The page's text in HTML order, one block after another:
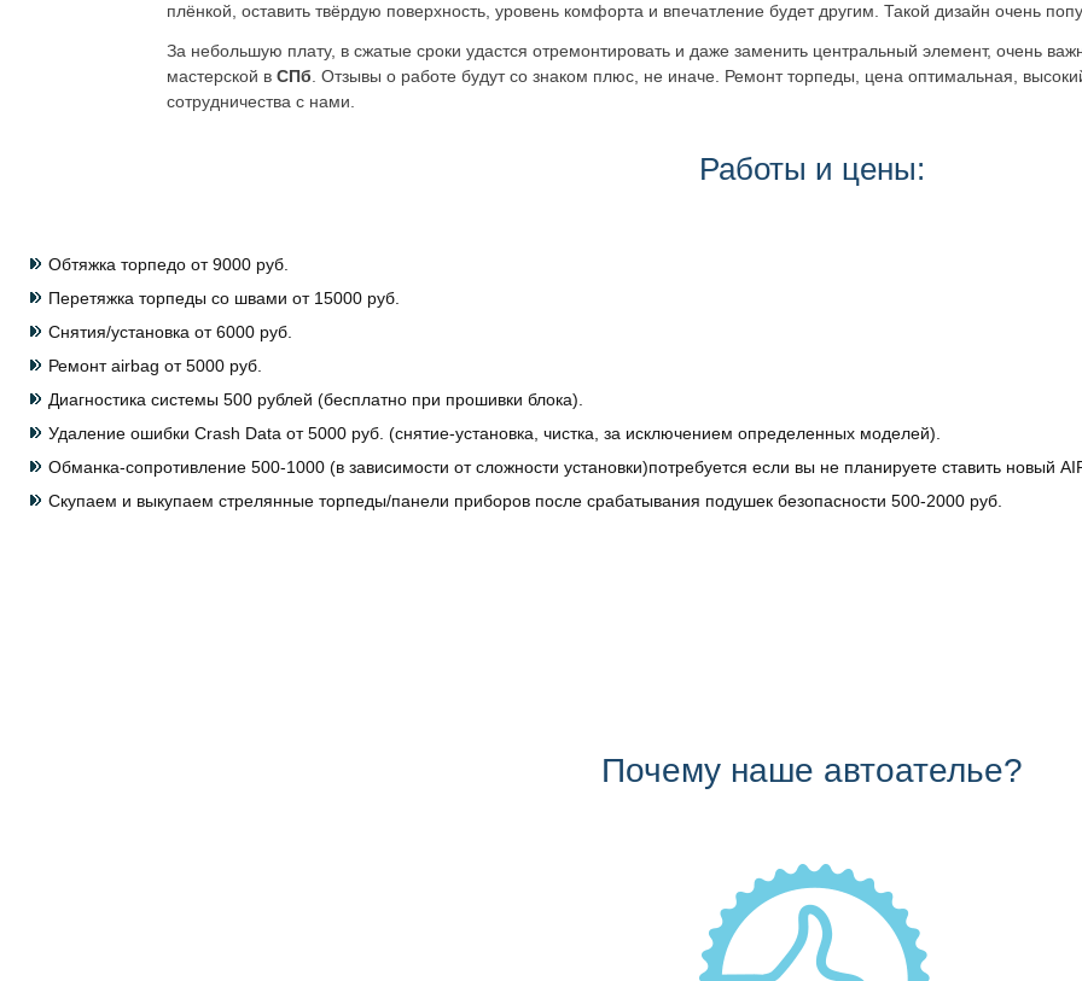
плёнкой, оставить твёрдую поверхность, уровень комфорта и впечатление будет другим. Такой дизайн очень
За небольшую плату, в сжатые сроки удастся отремонтировать и даже заменить центральный элемент, очень
мастерской в СПб . Отзывы о работе будут со знаком плюс, не иначе. Ремонт торпеды, цена оптимальная,
сотрудничества с нами.
Работы и цены:
Обтяжка торпедо от 9000 руб.
Перетяжка торпеды со швами от 15000 руб.
Снятия/установка от 6000 руб.
Ремонт airbag от 5000 руб.
Диагностика системы 500 рублей (бесплатно при прошивки блока).
Удаление ошибки Crash Data от 5000 руб. (снятие-установка, чистка, за исключением определенных моделей).
Обманка-сопротивление 500-1000 (в зависимости от сложности установки)потребуется если вы не планируете ставить новый
Скупаем и выкупаем стрелянные торпеды/панели приборов после срабатывания подушек безопасности 500-2000 руб.
Почему наше автоателье?